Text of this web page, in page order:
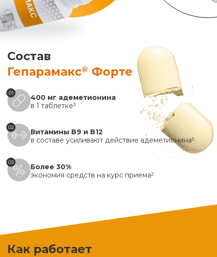
Состав
Гепарамакс® Форте
01
400 мг адеметионина
в 1 таблетке3
02
Витамины B9 и B12
в составе усиливают действие адеметионина5
03
Более 30%
экономия средств на курс приема2
Как работает